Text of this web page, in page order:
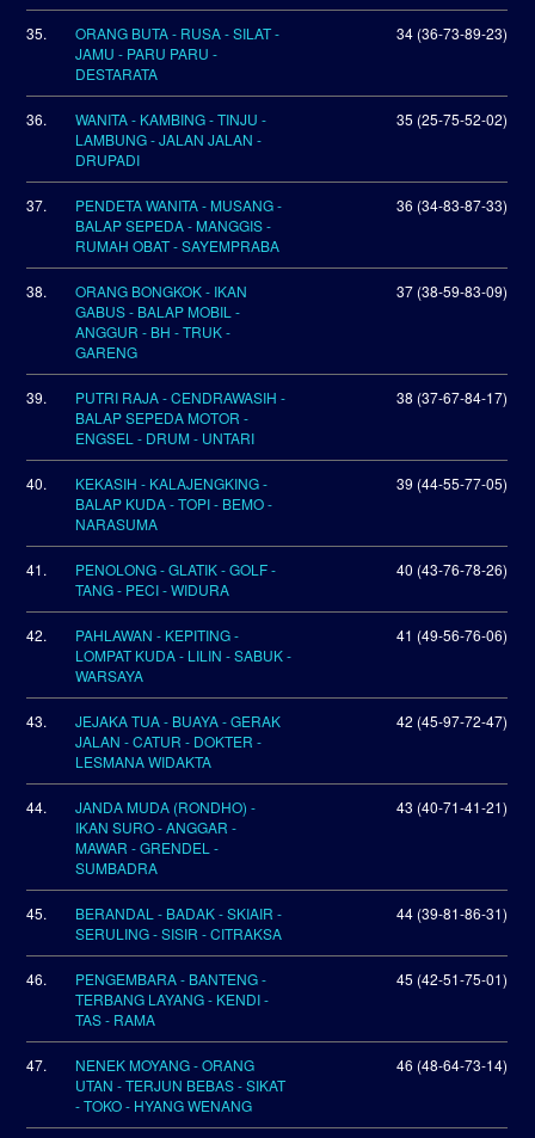
35.
ORANG BUTA - RUSA - SILAT -
JAMU - PARU PARU -
DESTARATA
34 (36-73-89-23)
36.
WANITA - KAMBING - TINJU -
LAMBUNG - JALAN JALAN -
DRUPADI
35 (25-75-52-02)
37.
PENDETA WANITA - MUSANG -
BALAP SEPEDA - MANGGIS -
RUMAH OBAT - SAYEMPRABA
36 (34-83-87-33)
38.
ORANG BONGKOK - IKAN
GABUS - BALAP MOBIL -
ANGGUR - BH - TRUK -
GARENG
37 (38-59-83-09)
39.
PUTRI RAJA - CENDRAWASIH -
BALAP SEPEDA MOTOR -
ENGSEL - DRUM - UNTARI
38 (37-67-84-17)
40.
KEKASIH - KALAJENGKING -
BALAP KUDA - TOPI - BEMO -
NARASUMA
39 (44-55-77-05)
41.
PENOLONG - GLATIK - GOLF -
TANG - PECI - WIDURA
40 (43-76-78-26)
42.
PAHLAWAN - KEPITING -
LOMPAT KUDA - LILIN - SABUK -
WARSAYA
41 (49-56-76-06)
43.
JEJAKA TUA - BUAYA - GERAK
JALAN - CATUR - DOKTER -
LESMANA WIDAKTA
42 (45-97-72-47)
44.
JANDA MUDA (RONDHO) -
IKAN SURO - ANGGAR -
MAWAR - GRENDEL -
SUMBADRA
43 (40-71-41-21)
45.
BERANDAL - BADAK - SKIAIR -
SERULING - SISIR - CITRAKSA
44 (39-81-86-31)
46.
PENGEMBARA - BANTENG -
TERBANG LAYANG - KENDI -
TAS - RAMA
45 (42-51-75-01)
47.
NENEK MOYANG - ORANG
UTAN - TERJUN BEBAS - SIKAT
- TOKO - HYANG WENANG
46 (48-64-73-14)